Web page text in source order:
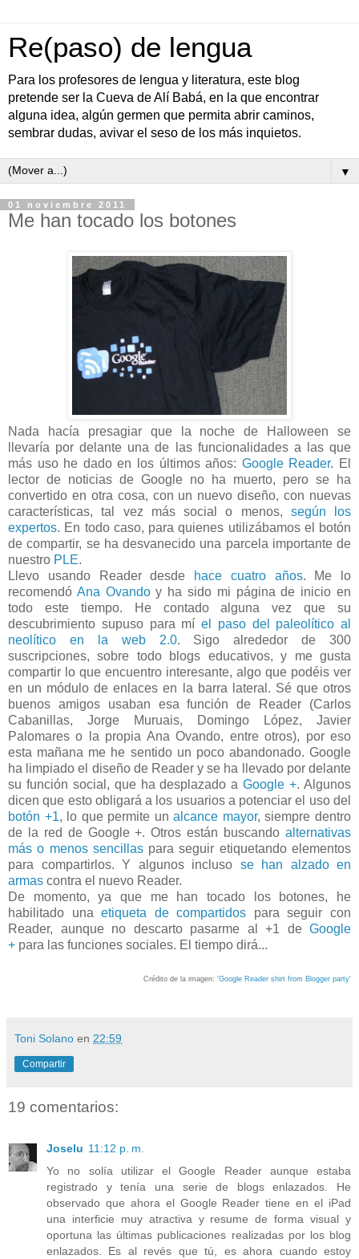
Re(paso) de lengua
Para los profesores de lengua y literatura, este blog
pretende ser la Cueva de Alí Babá, en la que encontrar
alguna idea, algún germen que permita abrir caminos,
sembrar dudas, avivar el seso de los más inquietos.
▼
01 noviembre 2011
Me han tocado los botones
Nada hacía presagiar que la noche de Halloween se
llevaría por delante una de las funcionalidades a las que
más uso he dado en los últimos años: Google Reader. El
lector de noticias de Google no ha muerto, pero se ha
convertido en otra cosa, con un nuevo diseño, con nuevas
características, tal vez más social o menos, según los
expertos. En todo caso, para quienes utilizábamos el botón
de compartir, se ha desvanecido una parcela importante de
nuestro PLE.
Llevo usando Reader desde
hace cuatro años. Me lo
recomendó Ana Ovandoy ha sido mi página de inicio en
todo este tiempo. He contado alguna vez que su
descubrimiento supuso para mí el paso del paleolítico al
neolítico en la web 2.0. Sigo alrededor de 300
suscripciones, sobre todo blogs educativos, y me gusta
compartir lo que encuentro interesante, algo que podéis ver
en un módulo de enlaces en la barra lateral. Sé que otros
buenos amigos usaban esa función de Reader (Carlos
Cabanillas, Jorge Muruais, Domingo López, Javier
Palomares o la propia Ana Ovando, entre otros), por eso
esta mañana me he sentido un poco abandonado. Google
ha limpiado el diseño de Reader y se ha llevado por delante
su función social, que ha desplazado aGoogle +. Algunos
dicen que esto obligará a los usuarios a potenciar el uso del
botón +1, lo que permite unalcance mayor, siempre dentro
de la red de Google +. Otros están buscando alternativas
más o menos sencillaspara seguir etiquetando elementos
para compartirlos. Y algunos incluso se han alzado en
armas contra el nuevo Reader.
De momento, ya que me han tocado los botones, he
habilitado unaetiqueta de compartidos para seguir con
Reader, aunque no descarto pasarme al +1 de Google
+ para las funciones sociales. El tiempo dirá...
Crédito de la imagen: 'Google Reader shirt from Blogger party'
Toni Solano en 22:59
Compartir
19 comentarios:
Joselu 11:12 p. m.
Yo no solía utilizar el Google Reader aunque estaba
registrado y tenía una serie de blogs enlazados. He
observado que ahora el Google Reader tiene en el iPad
una interficie muy atractiva y resume de forma visual y
oportuna las últimas publicaciones realizadas por los blog
enlazados. Es al revés que tú, es ahora cuando estoy